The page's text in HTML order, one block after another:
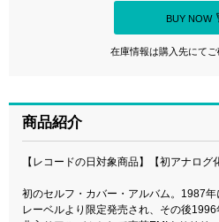
BUY NOW
在庫情報は購入先にてご
商品紹介
【レコードの日対象商品】【初アナログ
初のセルフ・カバー・アルバム。1987
レーベルより限定発売され、その後